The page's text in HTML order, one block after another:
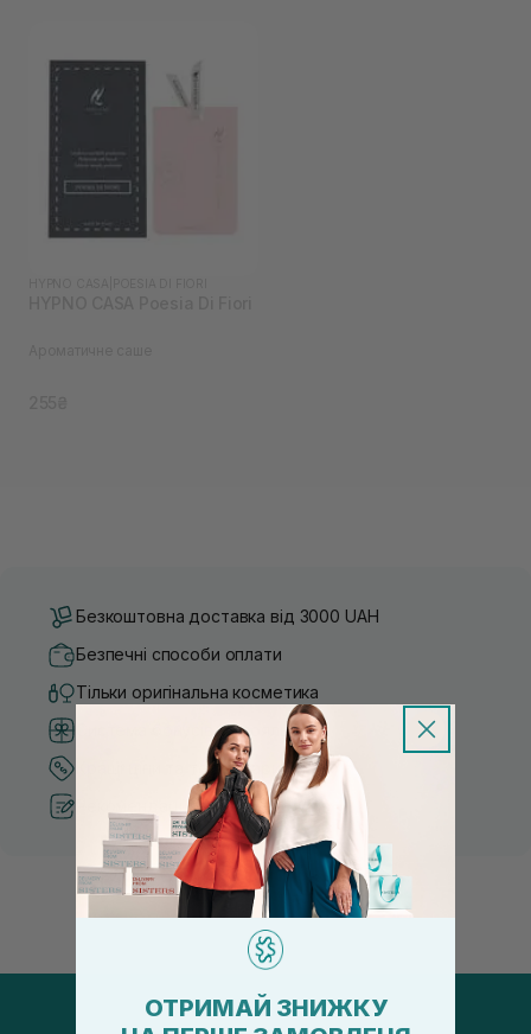
Безкоштовна доставка від 3000 UAH
Безпечні способи оплати
Тільки оригінальна косметика
Система бонусів та лояльності
Кращі ціни та топ товари
Рекомендації від косметологів
ОТРИМАЙ ЗНИЖКУ